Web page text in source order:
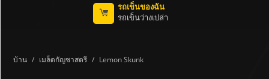
รถเข็นของฉัน
รถเข็นว่างเปล่า
บ้าน / เมล็ดกัญชาสตรี / Lemon Skunk